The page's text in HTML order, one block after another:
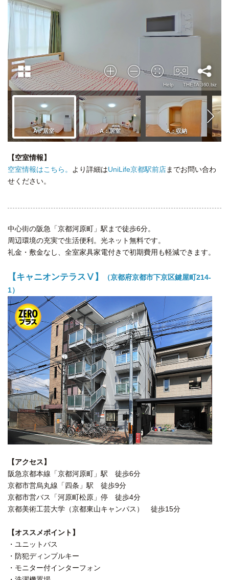
【空室情報】
空室情報はこちら。
より詳細はUniLife京都駅前店までお問い合わ
せください。
中心街の阪急「京都河原町」駅まで徒歩6分。
周辺環境の充実で生活便利。光ネット無料です。
礼金・敷金なし、全室家具家電付きで初期費用も軽減できます。
【キャニオンテラスⅤ】
（京都府京都市下京区鍵屋町214-
1）
【アクセス】
阪急京都本線「京都河原町」駅 徒歩6分
京都市営烏丸線「四条」駅 徒歩9分
京都市営バス「河原町松原」停 徒歩4分
京都美術工芸大学（京都東山キャンパス） 徒歩15分
【オススメポイント】
・ユニットバス
・防犯ディンプルキー
・モニター付インターフォン